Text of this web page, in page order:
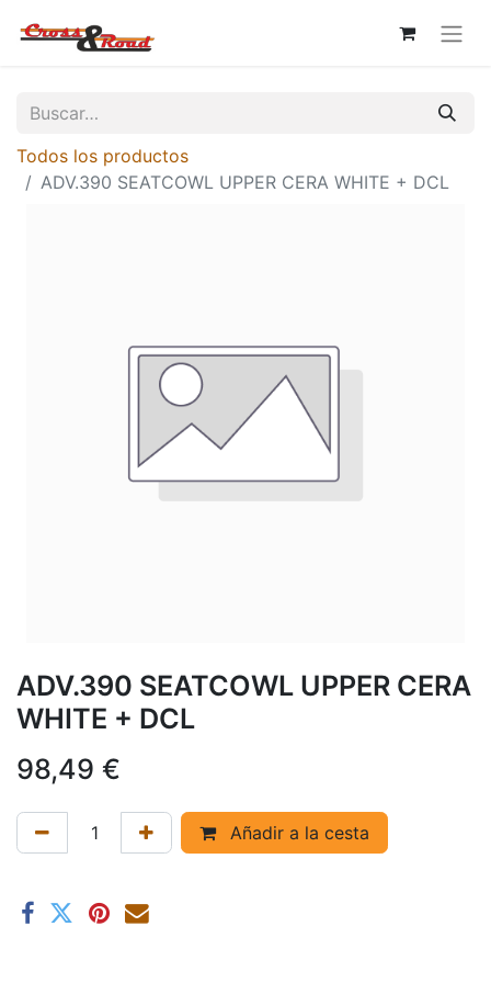
Todos los productos
ADV.390 SEATCOWL UPPER CERA WHITE + DCL
ADV.390 SEATCOWL UPPER CERA
WHITE + DCL
98,49 €
Añadir a la cesta